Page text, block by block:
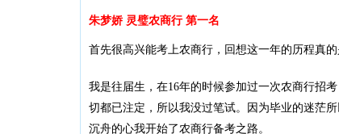
朱梦娇 灵璧农商行 第一名
首先很高兴能考上农商行，回想这一年的历程真
我是往届生，在16年的时候参加过一次农商行招
切都已注定，所以我没过笔试。因为毕业的迷茫
沉舟的心我开始了农商行备考之路。